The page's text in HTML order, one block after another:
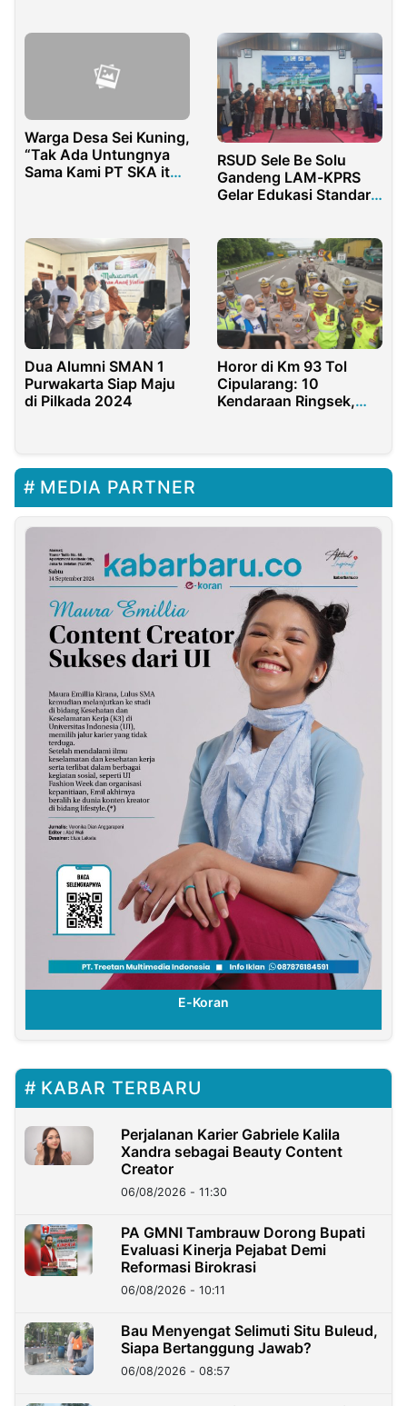
Warga Desa Sei Kuning,
“Tak Ada Untungnya
Sama Kami PT SKA itu,
RSUD Sele Be Solu
Gandeng LAM-KPRS
Gelar Edukasi Standar
Dua Alumni SMAN 1
Purwakarta Siap Maju
di Pilkada 2024
Horor di Km 93 Tol
Cipularang: 10
Kendaraan Ringsek,
MEDIA PARTNER
E-Koran
KABAR TERBARU
Perjalanan Karier Gabriele Kalila
Xandra sebagai Beauty Content
Creator
06/08/2026 - 11:30
PA GMNI Tambrauw Dorong Bupati
Evaluasi Kinerja Pejabat Demi
Reformasi Birokrasi
06/08/2026 - 10:11
Bau Menyengat Selimuti Situ Buleud,
Siapa Bertanggung Jawab?
06/08/2026 - 08:57